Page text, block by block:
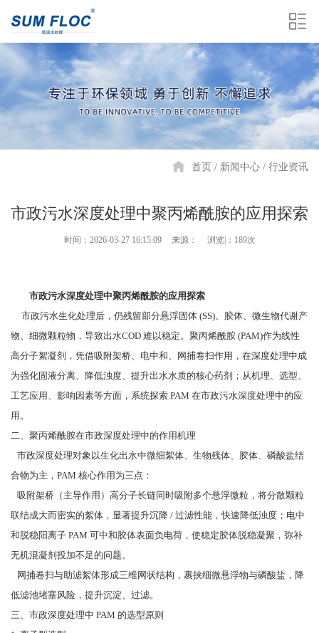
首页 新闻中心 行业资讯
市政污水深度处理中聚丙烯酰胺的应用探索
时间：2026-03-27 16:15:09 来源： 浏览|：189次
市政污水深度处理中聚丙烯酰胺的应用探索
市政污水生化处理后，仍残留部分悬浮固体 (SS)、胶体、微生物代谢产
物、细微颗粒物，导致出水COD 难以稳定。聚丙烯酰胺 (PAM)作为线性
高分子絮凝剂，凭借吸附架桥、电中和、网捕卷扫作用，在深度处理中成
为强化固液分离、降低浊度、提升出水水质的核心药剂；从机理、选型、
工艺应用、影响因素等方面，系统探索 PAM 在市政污水深度处理中的应
用。
二、聚丙烯酰胺在市政深度处理中的作用机理
市政深度处理对象以生化出水中微细絮体、生物残体、胶体、磷酸盐结
合物为主，PAM 核心作用为三点：
吸附架桥（主导作用）高分子长链同时吸附多个悬浮微粒，将分散颗粒
联结成大而密实的絮体，显著提升沉降 / 过滤性能，快速降低浊度；电中
和脱稳阳离子 PAM 可中和胶体表面负电荷，使稳定胶体脱稳凝聚，弥补
无机混凝剂投加不足的问题。
网捕卷扫与助滤絮体形成三维网状结构，裹挟细微悬浮物与磷酸盐，降
低滤池堵塞风险，提升沉淀、过滤。
三、市政深度处理中 PAM 的选型原则